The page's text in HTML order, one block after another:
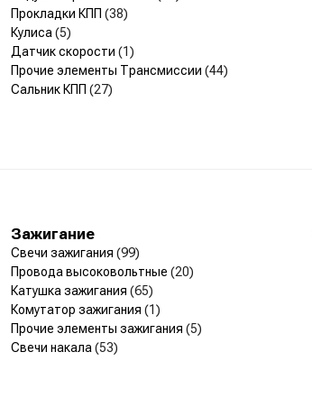
Прокладки КПП (38)
Кулиса (5)
Датчик скорости (1)
Прочие элементы Трансмиссии (44)
Сальник КПП (27)
Зажигание
Свечи зажигания (99)
Провода высоковольтные (20)
Катушка зажигания (65)
Комутатор зажигания (1)
Прочие элементы зажигания (5)
Свечи накала (53)